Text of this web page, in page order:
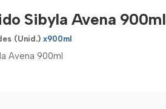
Sibyla Avena 900ml
(Unid.) x900ml
Avena 900ml